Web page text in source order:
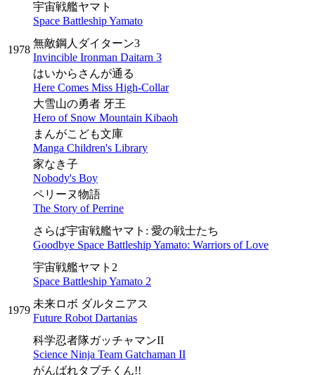
宇宙戦艦ヤマト
Space Battleship Yamato
1978
無敵鋼人ダイターン3
Invincible Ironman Daitarn 3
はいからさんが通る
Here Comes Miss High-Collar
大雪山の勇者 牙王
Hero of Snow Mountain Kibaoh
まんがこども文庫
Manga Children's Library
家なき子
Nobody's Boy
ペリーヌ物語
The Story of Perrine
さらば宇宙戦艦ヤマト: 愛の戦士たち
Goodbye Space Battleship Yamato: Warriors of Love
宇宙戦艦ヤマト2
Space Battleship Yamato 2
1979
未来ロボ ダルタニアス
Future Robot Dartanias
科学忍者隊ガッチャマンII
Science Ninja Team Gatchaman II
がんばれタブチくん!!